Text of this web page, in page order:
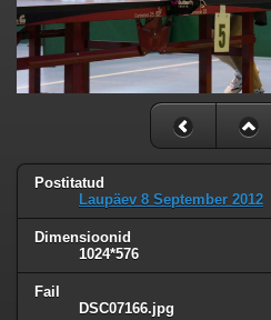
Postitatud
Laupäev 8 September 2012
Dimensioonid
1024*576
Fail
DSC07166.jpg